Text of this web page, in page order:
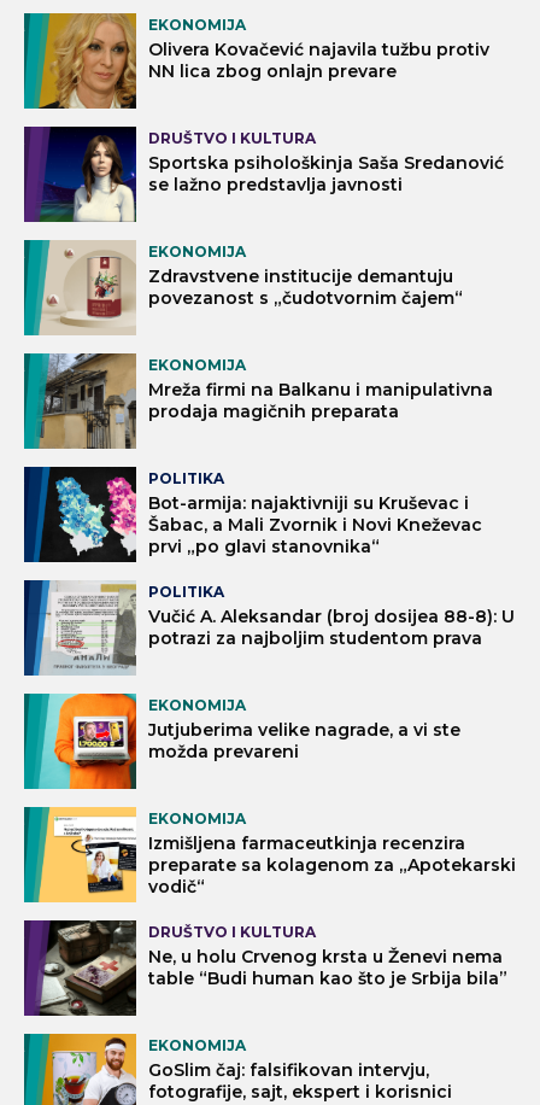
EKONOMIJA
Olivera Kovačević najavila tužbu protiv
NN lica zbog onlajn prevare
DRUŠTVO I KULTURA
Sportska psihološkinja Saša Sredanović
se lažno predstavlja javnosti
EKONOMIJA
Zdravstvene institucije demantuju
povezanost s „čudotvornim čajem“
EKONOMIJA
Mreža firmi na Balkanu i manipulativna
prodaja magičnih preparata
POLITIKA
Bot-armija: najaktivniji su Kruševac i
Šabac, a Mali Zvornik i Novi Kneževac
prvi „po glavi stanovnika“
POLITIKA
Vučić A. Aleksandar (broj dosijea 88-8): U
potrazi za najboljim studentom prava
EKONOMIJA
Jutjuberima velike nagrade, a vi ste
možda prevareni
EKONOMIJA
Izmišljena farmaceutkinja recenzira
preparate sa kolagenom za „Apotekarski
vodič“
DRUŠTVO I KULTURA
Ne, u holu Crvenog krsta u Ženevi nema
table “Budi human kao što je Srbija bila”
EKONOMIJA
GoSlim čaj: falsifikovan intervju,
fotografije, sajt, ekspert i korisnici